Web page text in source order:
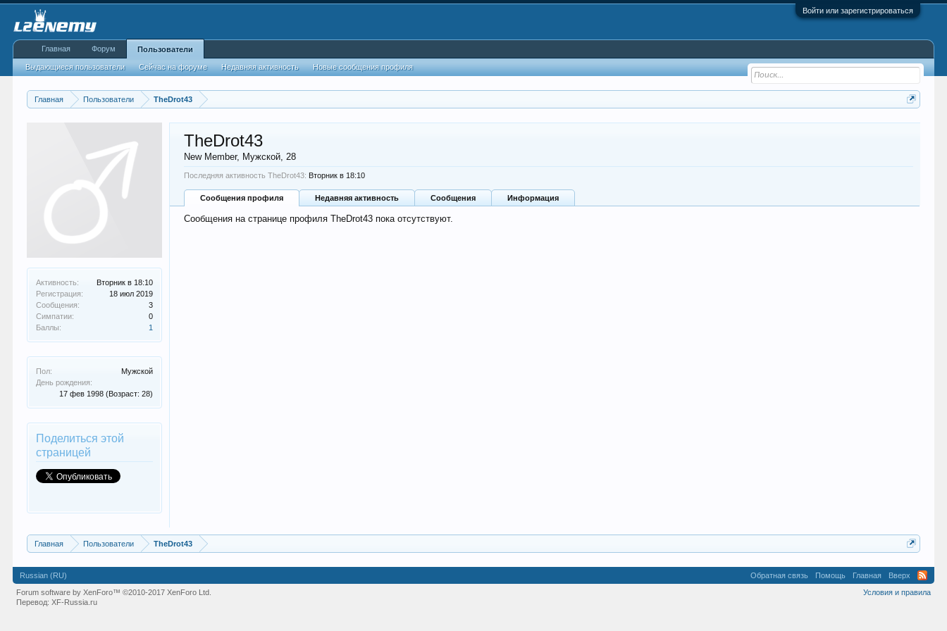
Войти или зарегистрироваться
Главная Пользователи TheDrot43
Активность:
Вторник в 18:10
Регистрация:
18 июл 2019
Сообщения:
3
Симпатии:
0
Баллы:
1
Пол:
Мужской
День рождения:
17 фев 1998 (Возраст: 28)
Поделиться этой
страницей
TheDrot43
New Member, Мужской, 28
Последняя активность TheDrot43: Вторник в 18:10
Сообщения профиля Недавняя активность Сообщения Информация
Сообщения на странице профиля TheDrot43 пока отсутствуют.
Главная Пользователи TheDrot43
Главная Форум Пользователи
Выдающиеся пользователи Сейчас на форуме Недавняя активность Новые сообщения профиля
Russian (RU) Обратная связь Помощь Главная
Вверх
Условия и правила
Forum software by XenForo™©2010-2017 XenForo Ltd.
Перевод:XF-Russia.ru